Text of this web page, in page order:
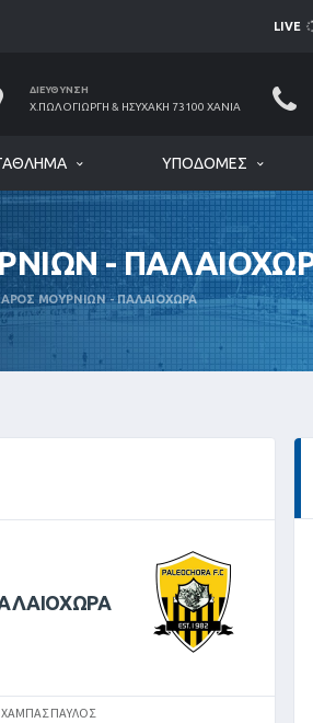
LIVE
ΔΙΕΎΘΥΝΣΗ
Χ.ΠΩΛΟΓΙΏΡΓΗ & ΗΣΥΧΆΚΗ 73100 ΧΑΝΙΆ
ΥΠΟΔΟΜΈΣ
-
ΜΟΥΡΝΙΩΝ - ΠΑΛΑΙΟΧΩΡΑ
ΠΑΎΛΟΣ